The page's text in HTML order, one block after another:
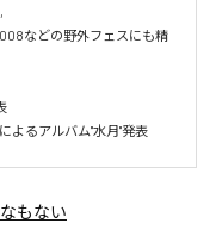
などの野外フェスにも精
よるアルバム"水月"発表
もない